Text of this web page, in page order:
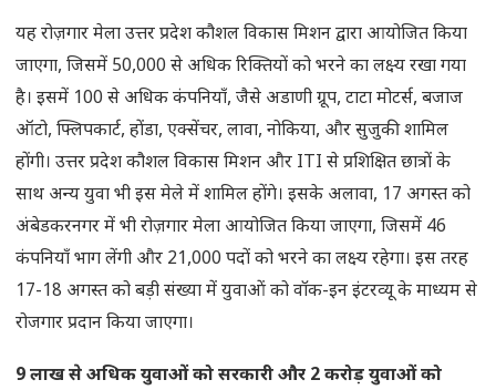
यह रोज़गार मेला उत्तर प्रदेश कौशल विकास मिशन द्वारा आयोजित किया
जाएगा, जिसमें 50,000 से अधिक रिक्तियों को भरने का लक्ष्य रखा गया
है। इसमें 100 से अधिक कंपनियाँ, जैसे अडाणी ग्रूप, टाटा मोटर्स, बजाज
ऑटो, फ्लिपकार्ट, होंडा, एक्सेंचर, लावा, नोकिया, और सुजुकी शामिल
होंगी। उत्तर प्रदेश कौशल विकास मिशन और ITI से प्रशिक्षित छात्रों के
साथ अन्य युवा भी इस मेले में शामिल होंगे। इसके अलावा, 17 अगस्त को
अंबेडकरनगर में भी रोज़गार मेला आयोजित किया जाएगा, जिसमें 46
कंपनियाँ भाग लेंगी और 21,000 पदों को भरने का लक्ष्य रहेगा। इस तरह
17-18 अगस्त को बड़ी संख्या में युवाओं को वॉक-इन इंटरव्यू के माध्यम से
रोजगार प्रदान किया जाएगा।
9 लाख से अधिक युवाओं को सरकारी और 2 करोड़ युवाओं को